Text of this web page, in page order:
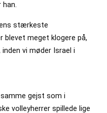
han.
stærkeste
blevet meget klogere på,
inden vi møder Israel i
gejst som i
volleyherrer spillede lige